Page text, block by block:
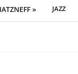
» JAZZ